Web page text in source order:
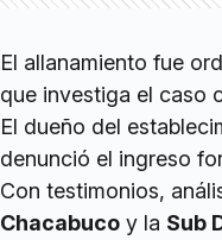
El allanamiento fue
que investiga el caso
El dueño del
denunció el ingreso
Con testimonios,
Chacabuco y la Sub